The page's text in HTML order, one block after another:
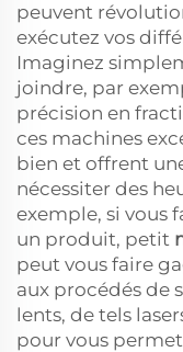
peuvent
exécutez vos
Imaginez
joindre, par
précision en
ces machines
bien et offrent
nécessiter des
exemple, si vous
un produit, petit
peut vous faire
aux procédés de
lents, de tels
pour vous